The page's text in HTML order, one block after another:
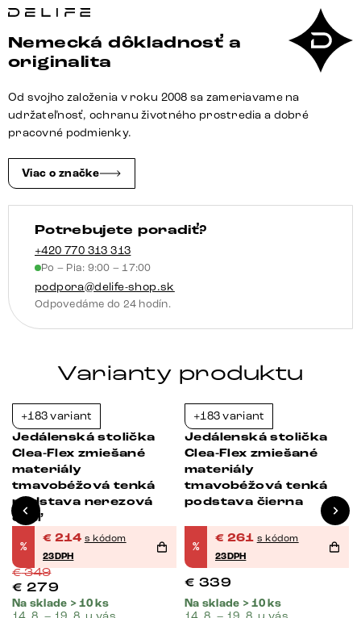
stolička
Flex
tkanina
mäkký
béžová
podstava
360°
otočný
hojdacia
funkcia
Nemecká dôkladnosť a
originalita
Od svojho založenia v roku 2008 sa zameriavame na
udržateľnosť, ochranu životného prostredia a dobré
pracovné podmienky.
Viac o značke
Potrebujete poradiť?
+420 770 313 313
Po – Pia: 9:00 – 17:00
podpora@delife-shop.sk
Odpovedáme do 24 hodín.
Varianty produktu
+183 variant
Jedálenská stolička
Clea-Flex zmiešané
materiály
tmavobéžová tenká
podstava nerezová
oceľ
%
€ 214 s kódom
23DPH
€349
€ 279
Na sklade > 10 ks
+183 variant
Jedálenská stolička
Clea-Flex zmiešané
materiály
tmavobéžová tenká
podstava čierna
%
€ 261 s kódom
23DPH
€ 339
Na sklade > 10 ks